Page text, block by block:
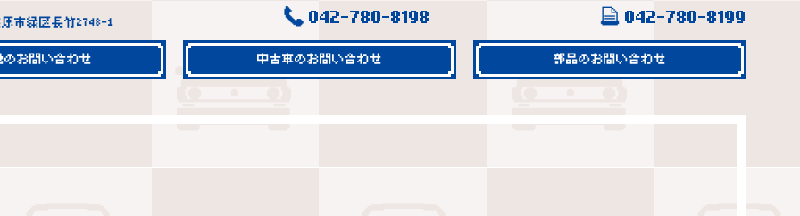
市緑区長竹2748-1 042-780-8198 042-780-8199
のお問い合わせ 中古車のお問い合わせ 部品のお問い合わせ